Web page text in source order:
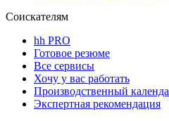
Соискателям
hh PRO
Готовое резюме
Все сервисы
Хочу у вас работать
Производственный
Экспертная рекомендация